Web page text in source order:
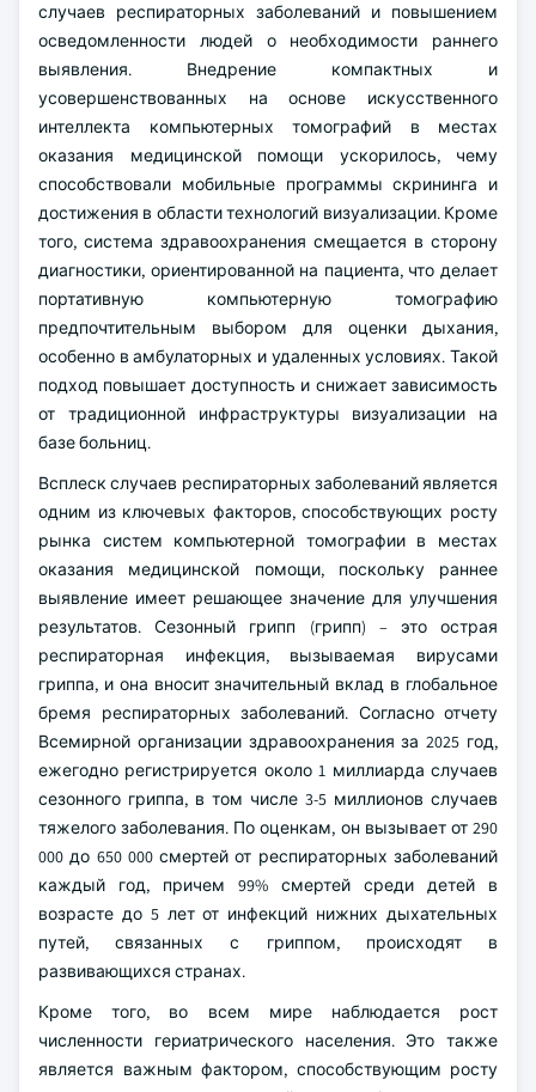
случаев респираторных заболеваний и повышением
осведомленности людей о необходимости раннего
выявления. Внедрение компактных и
усовершенствованных на основе искусственного
интеллекта компьютерных томографий в местах
оказания медицинской помощи ускорилось, чему
способствовали мобильные программы скрининга и
достижения в области технологий визуализации. Кроме
того, система здравоохранения смещается в сторону
диагностики, ориентированной на пациента, что делает
портативную компьютерную томографию
предпочтительным выбором для оценки дыхания,
особенно в амбулаторных и удаленных условиях. Такой
подход повышает доступность и снижает зависимость
от традиционной инфраструктуры визуализации на
базе больниц.
Всплеск случаев респираторных заболеваний является
одним из ключевых факторов, способствующих росту
рынка систем компьютерной томографии в местах
оказания медицинской помощи, поскольку раннее
выявление имеет решающее значение для улучшения
результатов. Сезонный грипп (грипп) – это острая
респираторная инфекция, вызываемая вирусами
гриппа, и она вносит значительный вклад в глобальное
бремя респираторных заболеваний. Согласно отчету
Всемирной организации здравоохранения за 2025 год,
ежегодно регистрируется около 1 миллиарда случаев
сезонного гриппа, в том числе 3-5 миллионов случаев
тяжелого заболевания. По оценкам, он вызывает от 290
000 до 650 000 смертей от респираторных заболеваний
каждый год, причем 99% смертей среди детей в
возрасте до 5 лет от инфекций нижних дыхательных
путей, связанных с гриппом, происходят в
развивающихся странах.
Кроме того, во всем мире наблюдается рост
численности гериатрического населения. Это также
является важным фактором, способствующим росту